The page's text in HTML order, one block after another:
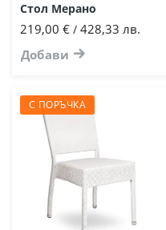
Стол Мерано
219,00 € / 428,33 лв.
Добави
С ПОРЪЧКА